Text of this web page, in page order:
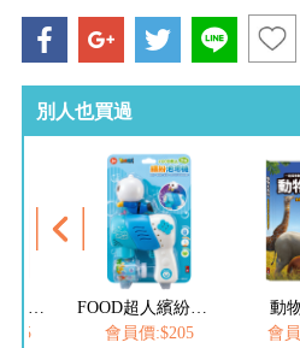
別人也買過
FOOD超人繽紛泡泡槍
價:$205
動物大百科
會員價:$225